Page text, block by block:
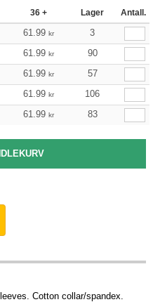
36 + Lager Antall.
61.99 kr
3
61.99 kr
90
61.99 kr
57
61.99 kr
106
61.99 kr 83
Cotton collar/spandex.